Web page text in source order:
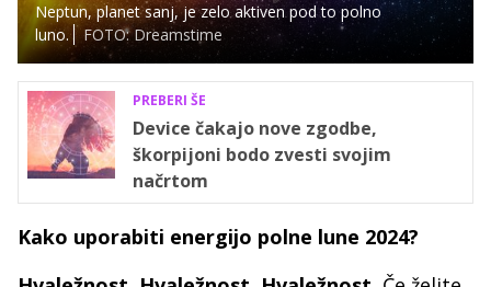
Neptun, planet sanj, je zelo aktiven pod to polno
luno.
FOTO: Dreamstime
PREBERI ŠE
Device čakajo nove zgodbe,
škorpijoni bodo zvesti svojim
načrtom
Kako uporabiti energijo polne lune 2024?